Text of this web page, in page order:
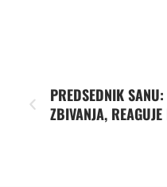
PREDSEDNIK
ZBIVANJA,